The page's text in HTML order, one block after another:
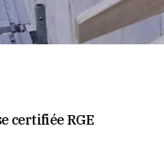
certifiée RGE